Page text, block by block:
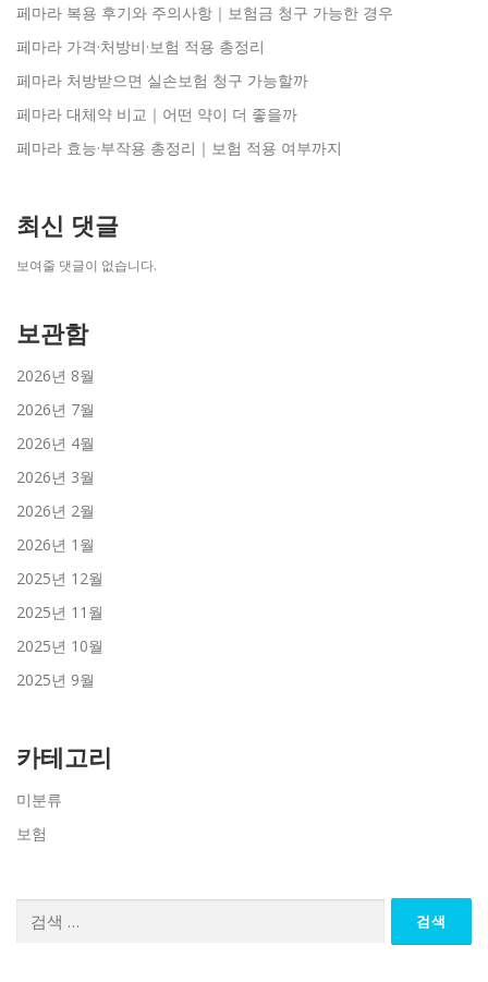
페마라 복용 후기와 주의사항｜보험금 청구 가능한 경우
페마라 가격·처방비·보험 적용 총정리
페마라 처방받으면 실손보험 청구 가능할까
페마라 대체약 비교｜어떤 약이 더 좋을까
페마라 효능·부작용 총정리｜보험 적용 여부까지
최신 댓글
보여줄 댓글이 없습니다.
보관함
2026년 8월
2026년 7월
2026년 4월
2026년 3월
2026년 2월
2026년 1월
2025년 12월
2025년 11월
2025년 10월
2025년 9월
카테고리
미분류
보험